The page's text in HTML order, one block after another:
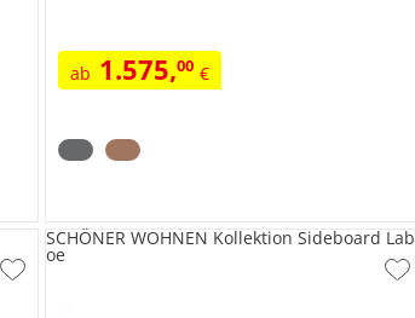
ab 1.575,00 €
SCHÖNER WOHNEN Kollektion Sideboard Lab
oe